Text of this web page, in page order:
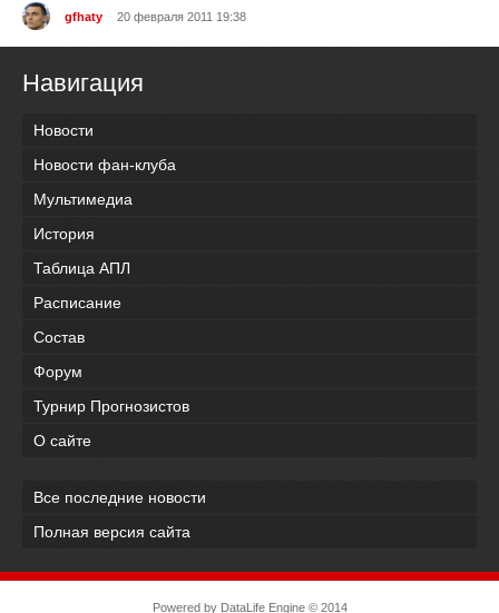
gfhaty 20 февраля 2011 19:38
Навигация
Новости
Новости фан-клуба
Мультимедиа
История
Таблица АПЛ
Расписание
Состав
Форум
Турнир Прогнозистов
О сайте
Все последние новости
Полная версия сайта
Powered by DataLife Engine© 2014